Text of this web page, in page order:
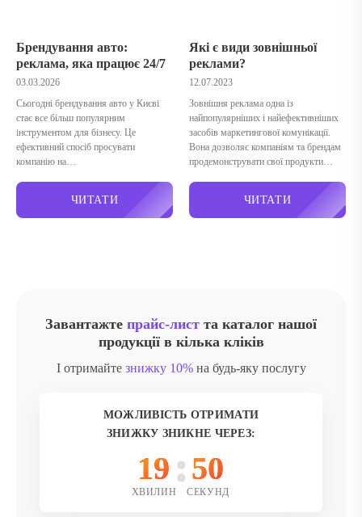
Брендування авто:
реклама, яка працює 24/7
03.03.2026
Сьогодні брендування авто у Києві
стає все більш популярним
інструментом для бізнесу. Це
ефективний спосіб просувати
компанію на…
ЧИТАТИ
Які є види зовнішньої
реклами?
12.07.2023
Зовнішня реклама одна із
найпопулярніших і найефективніших
засобів маркетингової комунікації.
Вона дозволяє компаніям та брендам
продемонструвати свої продукти…
ЧИТАТИ
Завантажте прайс-лист та каталог нашої
продукції в кілька кліків
І отримайте знижку 10%на будь-яку послугу
МОЖЛИВІСТЬ ОТРИМАТИ
ЗНИЖКУ ЗНИКНЕ ЧЕРЕЗ:
19
ХВИЛИН
49
СЕКУНД